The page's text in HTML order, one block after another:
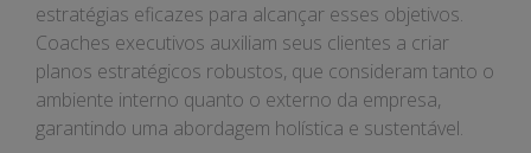
estratégias eficazes para alcançar esses objetivos.
Coaches executivos auxiliam seus clientes a criar
planos estratégicos robustos, que consideram tanto o
ambiente interno quanto o externo da empresa,
garantindo uma abordagem holística e sustentável.